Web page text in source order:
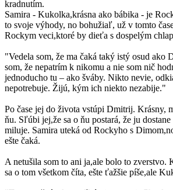
kradnutím.
Samira - Kukolka,krásna ako bábika - je
to svoje výhody, no bohužiaľ, už v tomto
Rockym veci,ktoré by dieťa s dospelým
"Vedela som, že ma čaká taký istý osud ako
som, že nepatrím k nikomu a nie som nič
jednoducho tu – ako šváby. Nikto nevie,
nepotrebuje. Žijú, kým ich niekto nezabije."
Po čase jej do života vstúpi Dmitrij. Krásny,
ňu. Sľúbi jej,že sa o ňu postará, že ju
miluje. Samira uteká od Rockyho s
ešte čaká.
A netušila som to ani ja,ale bolo to zverstvo.
sa o tom všetkom číta, ešte ťažšie píše,ale